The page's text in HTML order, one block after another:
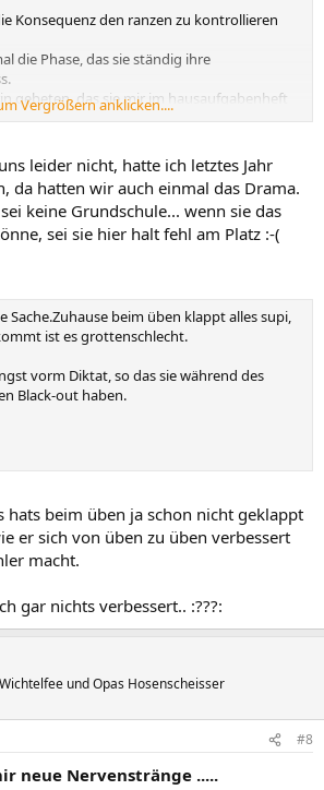
Konsequenz den ranzen zu kontrollieren
die Phase, das sie ständig ihre
gebeten, das sie mir im hausaufgabenheft
alle HAs die sie an diesem tag hat, auch
Vergrößern anklicken....
leider nicht, hatte ich letztes Jahr
da hatten wir auch einmal das Drama.
keine Grundschule... wenn sie das
sei sie hier halt fehl am Platz :-(
Sache.Zuhause beim üben klappt alles supi,
ist es grottenschlecht.
vorm Diktat, so das sie während des
Black-out haben.
hats beim üben ja schon nicht geklappt
er sich von üben zu üben verbessert
macht.
gar nichts verbessert.. :???:
und Opas Hosenscheisser
#8
neue Nervenstränge .....